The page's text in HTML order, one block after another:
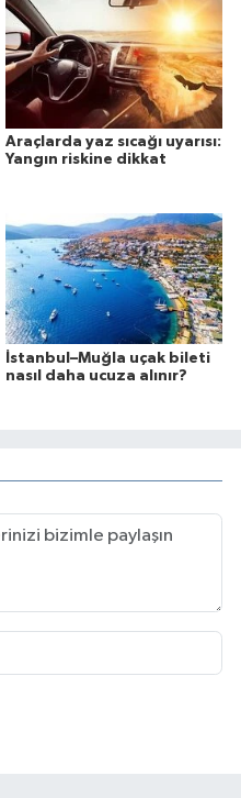
Araçlarda yaz sıcağı uyarısı:
Yangın riskine dikkat
İstanbul–Muğla uçak bileti
nasıl daha ucuza alınır?